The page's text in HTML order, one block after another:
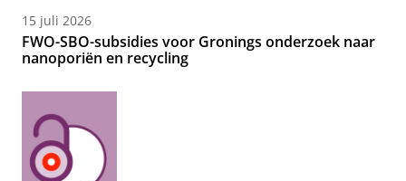
15 juli 2026
FWO-SBO-subsidies voor Gronings onderzoek naar
nanoporiën en recycling